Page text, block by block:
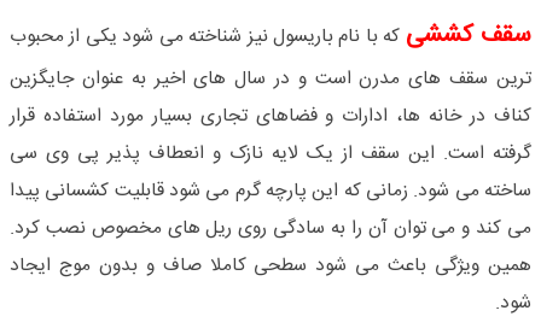
سقف کششی که با نام باریسول نیز شناخته می شود یکی از محبوب
ترین سقف های مدرن است و در سال های اخیر به عنوان جایگزین
کناف در خانه ها، ادارات و فضاهای تجاری بسیار مورد استفاده قرار
گرفته است. این سقف از یک لایه نازک و انعطاف پذیر پی وی سی
ساخته می شود. زمانی که این پارچه گرم می شود قابلیت کشسانی پیدا
می کند و می توان آن را به سادگی روی ریل های مخصوص نصب کرد.
همین ویژگی باعث می شود سطحی کاملا صاف و بدون موج ایجاد
شود.